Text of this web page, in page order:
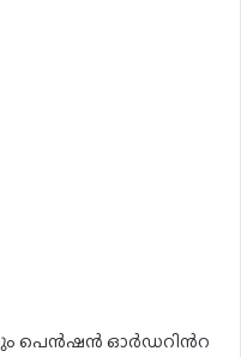
പെൻഷൻ ഓർഡറിൻറ